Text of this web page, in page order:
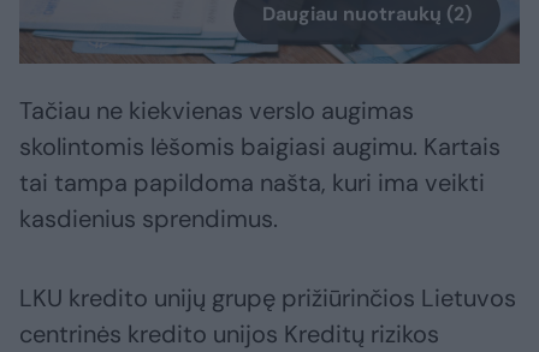
Daugiau nuotraukų (2)
Tačiau ne kiekvienas verslo augimas
skolintomis lėšomis baigiasi augimu. Kartais
tai tampa papildoma našta, kuri ima veikti
kasdienius sprendimus.
LKU kredito unijų grupę prižiūrinčios Lietuvos
centrinės kredito unijos Kreditų rizikos